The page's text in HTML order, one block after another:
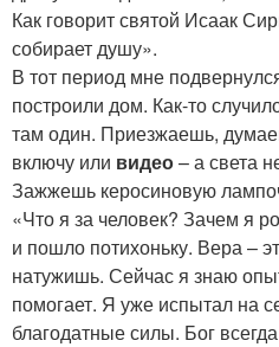
Как говорит святой Исаак
собирает душу».
В тот период мне
построили дом. Как-то
там один. Приезжаешь,
включу или видео– а света
Зажжешь керосиновую
«Что я за человек? Зачем я
и пошло потихоньку. Вера –
натужишь. Сейчас я знаю
помогает. Я уже испытал на
благодатные силы. Бог